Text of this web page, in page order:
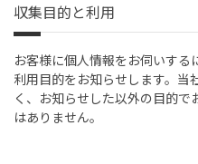
収集目的と利用
お客様に個人情報をお伺いする
利用目的をお知らせします。当
く、お知らせした以外の目的
はありません。